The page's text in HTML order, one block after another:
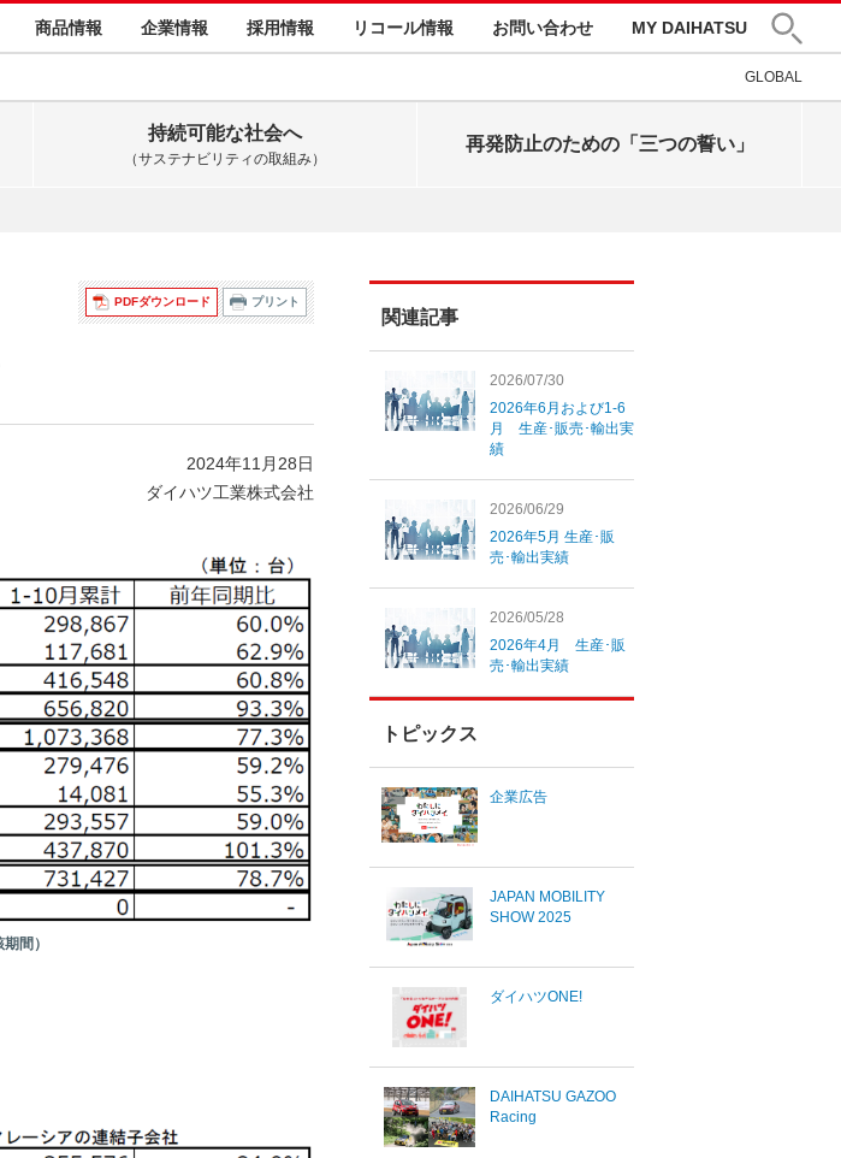
商品情報 企業情報 採用情報 リコール情報 お問い合わせ MY DAIHATSU
GLOBAL
持続可能な社会へ
（サステナビリティの取組み）
再発防止のための「三つの誓い」
PDFダウンロード プリント
2024年11月28日
ダイハツ工業株式会社
間）
関連記事
2026/07/30
2026年6月および1-6
月 生産･販売･輸出実
績
2026/06/29
2026年5月 生産･販
売･輸出実績
2026/05/28
2026年4月 生産･販
売･輸出実績
トピックス
企業広告
JAPAN MOBILITY
SHOW 2025
ダイハツONE!
DAIHATSU GAZOO
Racing